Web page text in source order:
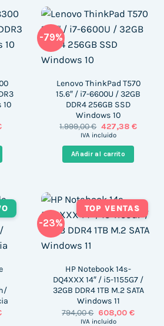
10
El
es:
195,00 €.
-79%
Lenovo ThinkPad T570
15.6″ / i7-6600U / 32GB
DDR4 256GB SSD
Windows 10
1.999,00€ El
precio
era:
1.999,00 €.
427,38 €El
IVA incluido
Añadir al carrito
El
-23%
TOP VENTAS
HP Notebook 14s-
DQ4XXX 14″ / i5-1155G7 /
32GB DDR4 1TB M.2 SATA
Windows 11
794,00€ El
precio
608,00 €El
IVA incluido